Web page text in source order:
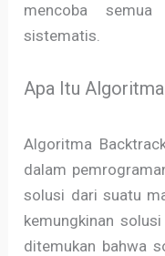
mencoba
sistematis.
Apa Itu
Algoritma
dalam
solusi dari suatu
kemungkinan
ditemukan bahwa